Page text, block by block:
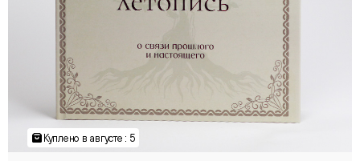
Куплено в августе : 5